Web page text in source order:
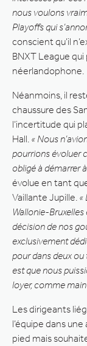
nous voulons
Playoffs qui
conscient qu’il
BNXT League
néerlandophone.
Néanmoins, il
chaussure des
l’incertitude qui
Hall. « Nous
pourrions évoluer
obligé à démarrer
évolue en tant
Vaillante Jupille. «
Wallonie-
décision de nos
exclusivement
pour dans deux
est que nous
loyer, comme
Les dirigeants
l’équipe dans
pied mais